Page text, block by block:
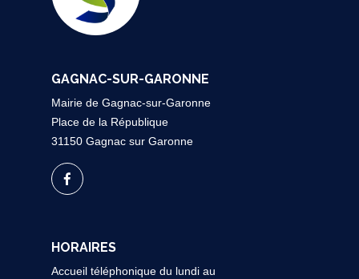
GAGNAC-SUR-GARONNE
Mairie de Gagnac-sur-Garonne
Place de la République
31150 Gagnac sur Garonne
HORAIRES
Accueil téléphonique du lundi au